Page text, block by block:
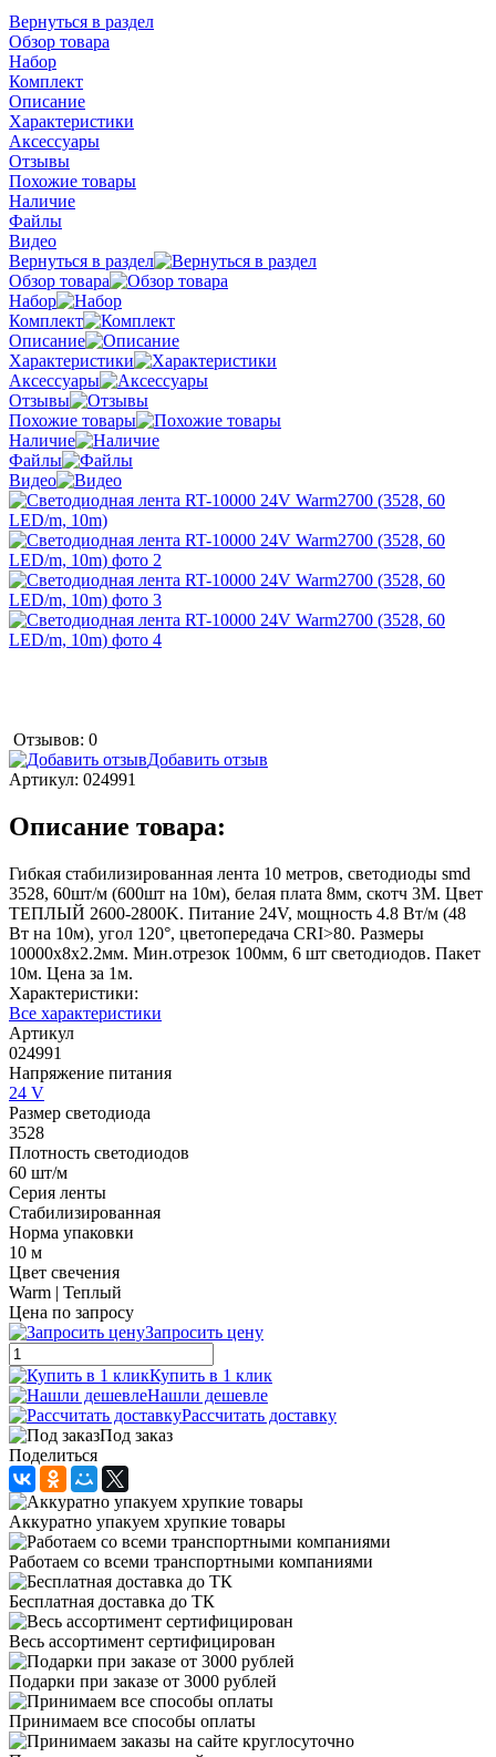
Вернуться в раздел
Обзор товара
Набор
Комплект
Описание
Характеристики
Аксессуары
Отзывы
Похожие товары
Наличие
Файлы
Видео
Вернуться в раздел
Обзор товара
Набор
Комплект
Описание
Характеристики
Аксессуары
Отзывы
Похожие товары
Наличие
Файлы
Видео
Отзывов: 0
Добавить отзыв
Артикул: 024991
Описание товара:
Гибкая стабилизированная лента 10 метров, светодиоды smd
3528, 60шт/м (600шт на 10м), белая плата 8мм, скотч 3М. Цвет
ТЕПЛЫЙ 2600-2800K. Питание 24V, мощность 4.8 Вт/м (48
Вт на 10м), угол 120°, цветопередача CRI>80. Размеры
10000х8x2.2мм. Мин.отрезок 100мм, 6 шт светодиодов. Пакет
10м. Цена за 1м.
Характеристики:
Все характеристики
Артикул
024991
Напряжение питания
24 V
Размер светодиода
3528
Плотность светодиодов
60 шт/м
Серия ленты
Стабилизированная
Норма упаковки
10 м
Цвет свечения
Warm | Теплый
Цена по запросу
Запросить цену
Купить в 1 клик
Нашли дешевле
Рассчитать доставку
Под заказ
Поделиться
Аккуратно упакуем хрупкие товары
Работаем со всеми транспортными компаниями
Бесплатная доставка до ТК
Весь ассортимент сертифицирован
Подарки при заказе от 3000 рублей
Принимаем все способы оплаты